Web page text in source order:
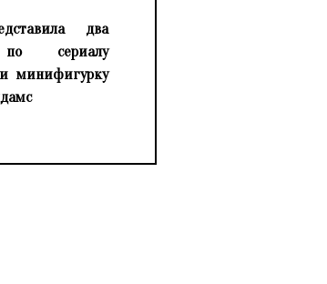
два
сериалу
и минифигурку